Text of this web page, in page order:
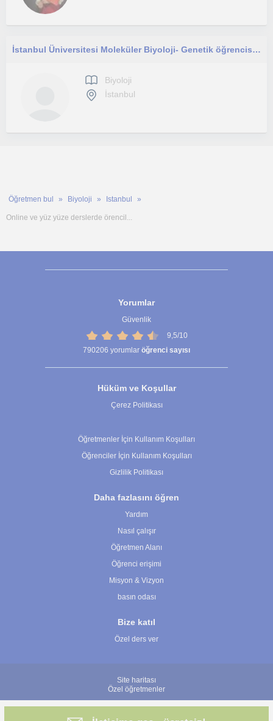
İstanbul Üniversitesi Moleküler Biyoloji- Genetik öğrencisi olarak yurtdışı ve yurtiçi kurumlarda tıbbı çalışmalar gerçekleştirdim
Biyoloji
İstanbul
Öğretmen bul Biyoloji Istanbul
Online ve yüz yüze derslerde örencil...
Yorumlar
Güvenlik
9,5/10
790206 yorumlar öğrenci sayısı
Hüküm ve Koşullar
Çerez Politikası
Öğretmenler İçin Kullanım Koşulları
Öğrenciler İçin Kullanım Koşulları
Gizlilik Politikası
Daha fazlasını öğren
Yardım
Nasıl çalışır
Öğretmen Alanı
Öğrenci erişimi
Misyon & Vizyon
basın odası
Bize katıl
Özel ders ver
Site haritası
Özel öğretmenler